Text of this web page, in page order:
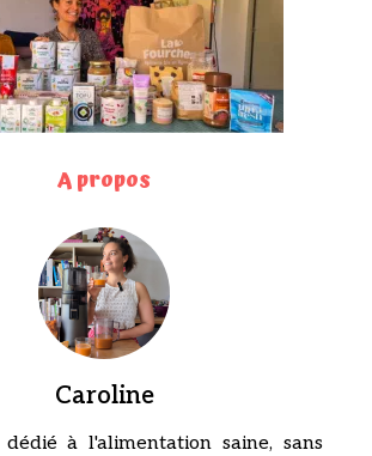
A propos
Caroline
à l'alimentation saine, sans